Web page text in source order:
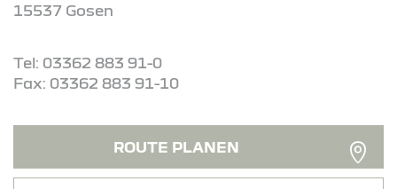
15537 Gosen
Tel: 03362 883 91-0
Fax: 03362 883 91-10
ROUTE PLANEN